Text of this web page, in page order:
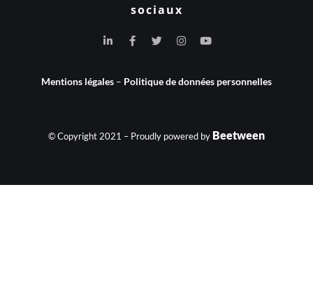
sociaux
Mentions légales – Politique de données personnelles
© Copyright 2021 – Proudly powered by Beetween